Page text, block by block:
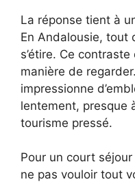
La réponse tient à
En Andalousie, tout
s’étire. Ce
manière de
impressionne
lentement, presque
tourisme pressé.
Pour un court
ne pas vouloir tout